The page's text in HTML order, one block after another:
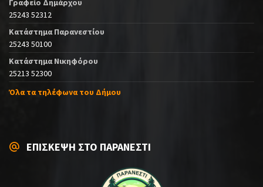
Γραφείο Δημάρχου
25243 52312
Κατάστημα Παρανεστίου
25243 50100
Κατάστημα Νικηφόρου
25213 52300
Όλα τα τηλέφωνα του Δήμου
ΕΠΙΣΚΕΨΗ ΣΤΟ ΠΑΡΑΝΕΣΤΙ